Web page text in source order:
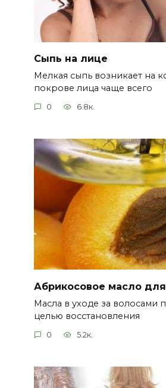
Сыпь на лице
Мелкая сыпь возникает на
покрове лица чаще всего
0 6.8к.
Абрикосовое масло
Масла в уходе за волосами
целью восстановления
0 5.2к.